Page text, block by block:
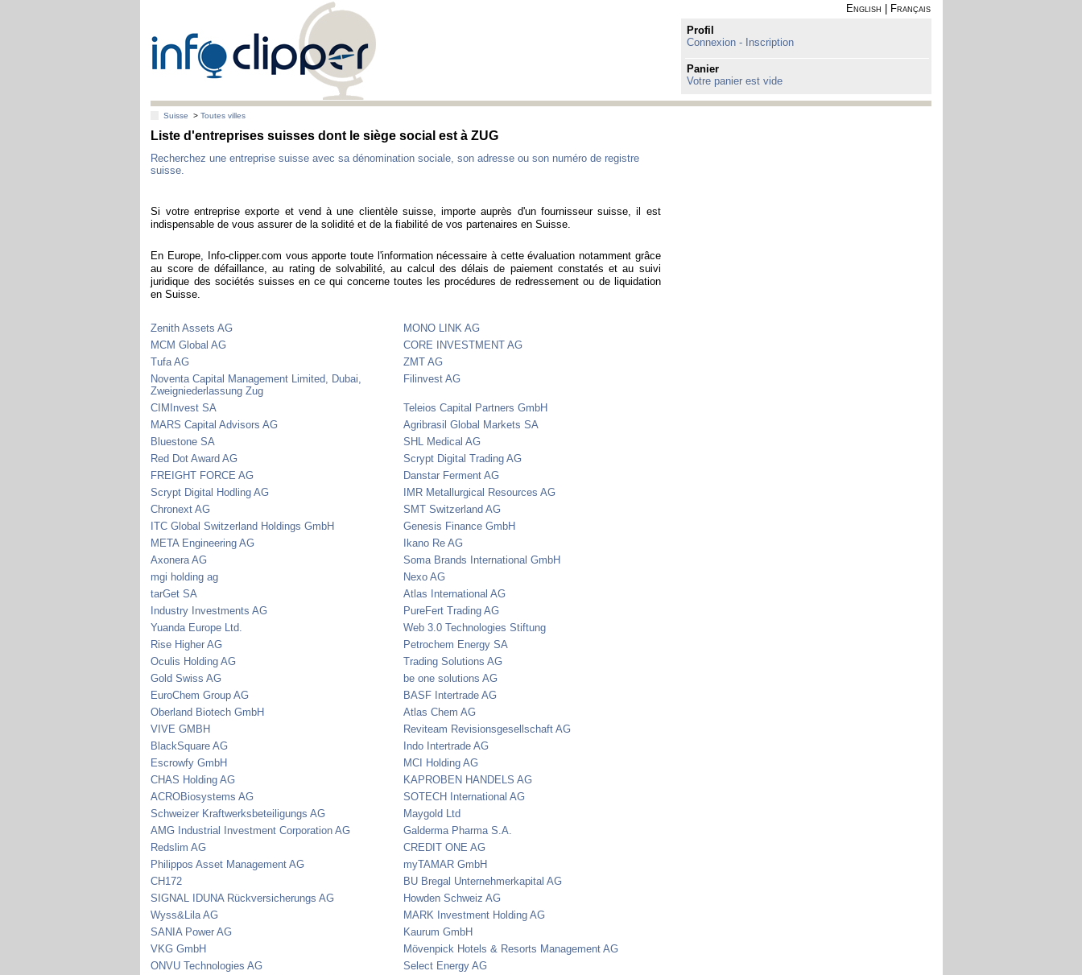
English
Français
Profil
Connexion - Inscription
Panier
Votre panier est vide
Suisse >Toutes villes
Liste d'entreprises suisses dont le siège social est à ZUG
Recherchez une entreprise suisse avec sa dénomination sociale, son adresse ou son numéro de registre
suisse.
Si votre entreprise exporte et vend à une clientèle suisse, importe auprès d'un fournisseur suisse, il est
indispensable de vous assurer de la solidité et de la fiabilité de vos partenaires en Suisse.
En Europe, Info-clipper.com vous apporte toute l'information nécessaire à cette évaluation notamment grâce
au score de défaillance, au rating de solvabilité, au calcul des délais de paiement constatés et au suivi
juridique des sociétés suisses en ce qui concerne toutes les procédures de redressement ou de liquidation
en Suisse.
Zenith Assets AG
MONO LINK AG
MCM Global AG
CORE INVESTMENT AG
Tufa AG
ZMT AG
Noventa Capital Management Limited, Dubai,
Zweigniederlassung Zug
Filinvest AG
CIMInvest SA
Teleios Capital Partners GmbH
MARS Capital Advisors AG
Agribrasil Global Markets SA
Bluestone SA
SHL Medical AG
Red Dot Award AG
Scrypt Digital Trading AG
FREIGHT FORCE AG
Danstar Ferment AG
Scrypt Digital Hodling AG
IMR Metallurgical Resources AG
Chronext AG
SMT Switzerland AG
ITC Global Switzerland Holdings GmbH
Genesis Finance GmbH
META Engineering AG
Ikano Re AG
Axonera AG
Soma Brands International GmbH
mgi holding ag
Nexo AG
tarGet SA
Atlas International AG
Industry Investments AG
PureFert Trading AG
Yuanda Europe Ltd.
Web 3.0 Technologies Stiftung
Rise Higher AG
Petrochem Energy SA
Oculis Holding AG
Trading Solutions AG
Gold Swiss AG
be one solutions AG
EuroChem Group AG
BASF Intertrade AG
Oberland Biotech GmbH
Atlas Chem AG
VIVE GMBH
Reviteam Revisionsgesellschaft AG
BlackSquare AG
Indo Intertrade AG
Escrowfy GmbH
MCI Holding AG
CHAS Holding AG
KAPROBEN HANDELS AG
ACROBiosystems AG
SOTECH International AG
Schweizer Kraftwerksbeteiligungs AG
Maygold Ltd
AMG Industrial Investment Corporation AG
Galderma Pharma S.A.
Redslim AG
CREDIT ONE AG
Philippos Asset Management AG
myTAMAR GmbH
CH172
BU Bregal Unternehmerkapital AG
SIGNAL IDUNA Rückversicherungs AG
Howden Schweiz AG
Wyss&Lila AG
MARK Investment Holding AG
SANIA Power AG
Kaurum GmbH
VKG GmbH
Mövenpick Hotels & Resorts Management AG
ONVU Technologies AG
Select Energy AG